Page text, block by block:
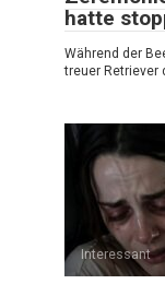
hatte
Während der
treuer Retriever
Interessant